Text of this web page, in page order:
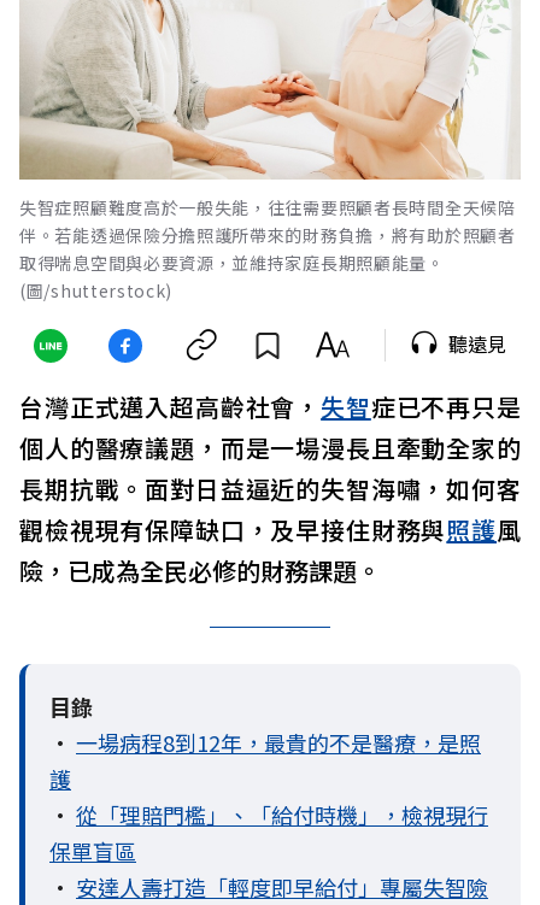
失智症照顧難度高於一般失能，往往需要照顧者長時間全天候陪
伴。若能透過保險分擔照護所帶來的財務負擔，將有助於照顧者
取得喘息空間與必要資源，並維持家庭長期照顧能量。
(圖/shutterstock)
聽遠見
台灣正式邁入超高齡社會， 失智症已不再只是
個人的醫療議題，而是一場漫長且牽動全家的
長期抗戰。面對日益逼近的失智海嘯，如何客
觀檢視現有保障缺口，及早接住財務與照護風
險，已成為全民必修的財務課題。
目錄
• 一場病程8到12年，最貴的不是醫療，是照
護
• 從「理賠門檻」、「給付時機」，檢視現行
保單盲區
• 安達人壽打造「輕度即早給付」專屬失智險